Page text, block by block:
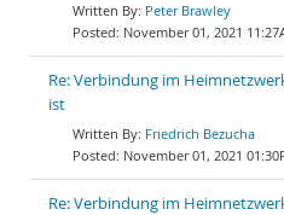
Peter Brawley
November 01, 2021
Re: Verbindung im
ist
Friedrich Bezucha
November 01, 2021
Re: Verbindung im